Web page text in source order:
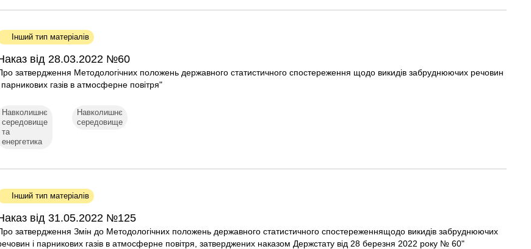
Інший тип матеріалів
від 28.03.2022 №60
затвердження Методологічних положень державного статистичного спостереження щодо викидів забруднюючих речовин
парникових газів в атмосферне повітря"
Навколишнє
середовище
та
енергетика
Навколишнє
середовище
Інший тип матеріалів
від 31.05.2022 №125
затвердження Змін до Методологічних положень державного статистичного спостереженнящодо викидів забруднюючих
і парникових газів в атмосферне повітря, затверджених наказом Держстату від 28 березня 2022 року № 60"